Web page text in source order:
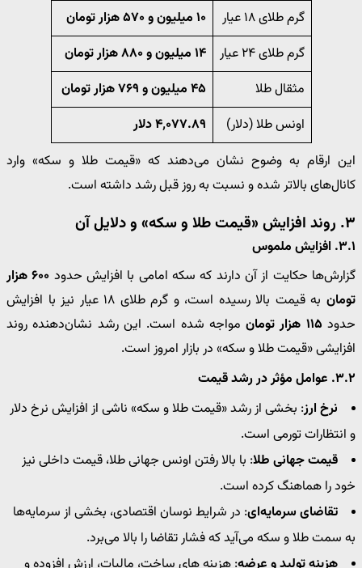
گرم طلای ۱۸ عیار
۱۰ میلیون و ۵۷۰ هزار تومان
گرم طلای ۲۴ عیار
۱۴ میلیون و ۸۸۰ هزار تومان
مثقال طلا
۴۵ میلیون و ۷۶۹ هزار تومان
اونس طلا (دلار)
۴٬۰۷۷.۸۹ دلار
این ارقام به وضوح نشان می‌دهند که «قیمت طلا و سکه» وارد
کانال‌های بالاتر شده و نسبت به روز قبل رشد داشته است.
۳. روند افزایش «قیمت طلا و سکه» و دلایل آن
۳.۱. افزایش ملموس
گزارش‌ها حکایت از آن دارند که سکه امامی با افزایش حدود
۶۰۰ هزار
تومان
به قیمت بالا رسیده است، و گرم طلای ۱۸ عیار نیز با افزایش
حدود ۱۱۵ هزار تومان
مواجه شده است. این رشد نشان‌دهنده روند
افزایشی «قیمت طلا و سکه» در بازار امروز است.
۳.۲. عوامل مؤثر در رشد قیمت
نرخ ارز: بخشی از رشد «قیمت طلا و سکه» ناشی از افزایش نرخ دلار
و انتظارات تورمی است.
قیمت جهانی طلا: با بالا رفتن اونس جهانی طلا، قیمت داخلی نیز
خود را هماهنگ کرده است.
تقاضای سرمایه‌ای: در شرایط نوسان اقتصادی، بخشی از سرمایه‌ها
به سمت طلا و سکه می‌آید که فشار تقاضا را بالا می‌برد.